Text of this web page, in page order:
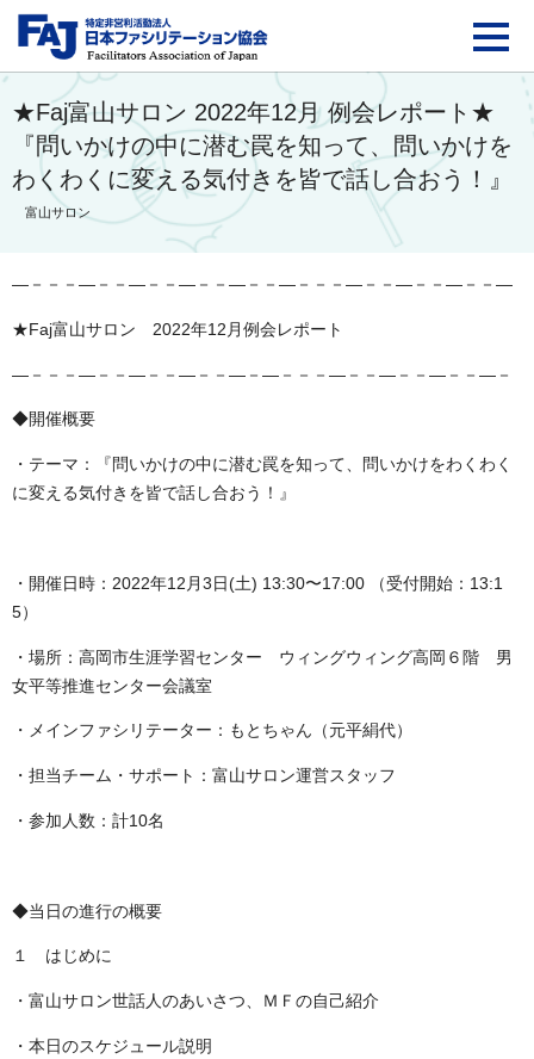
FAJ：特定非営利活動
★Faj富山サロン 2022年12月 例会レポート★
『問いかけの中に潜む罠を知って、問いかけを
わくわくに変える気付きを皆で話し合おう！』
富山サロン
―－－－―－－―－－―－－―－－―－－－―－－―－－―－－―
★ Faj富山サロン 2022年12 月例会レポート
―－－－―－－―－－―－－―－―－－－―－－―－－―－－―－
◆開催概要
・テーマ：『問いかけの中に潜む罠を知って、問いかけをわくわく
に変える気付きを皆で話し合おう！』
・開催日時： 2022年12 月 3 日 (土) 13:30〜17:00 （受付開始： 13:1
5）
・場所：高岡市生涯学習センター ウィングウィング高岡６階 男
女平等推進センター会議室
・メインファシリテーター：もとちゃん（元平絹代）
・担当チーム・サポート：富山サロン運営スタッフ
・参加人数：計10名
◆当日の進行の概要
１ はじめに
・富山サロン世話人のあいさつ、ＭＦの自己紹介
・本日のスケジュール説明